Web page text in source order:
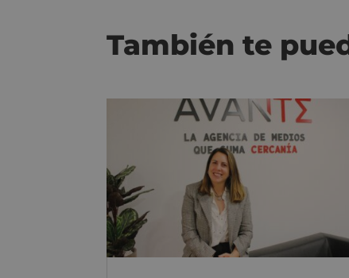
También te